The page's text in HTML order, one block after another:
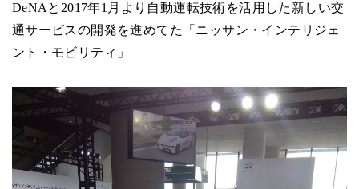
DeNAと2017年1月より自動運転技術を活用した新しい交
通サービスの開発を進めてた「ニッサン・インテリジェ
ント・モビリティ」